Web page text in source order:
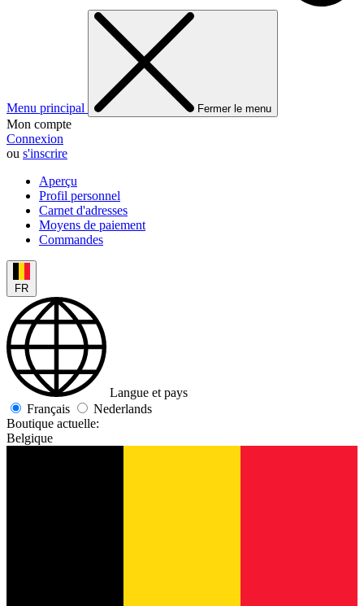
Menu principal Fermer le menu
Mon compte
Connexion
ou s'inscrire
Aperçu
Profil personnel
Carnet d'adresses
Moyens de paiement
Commandes
FR
Langue et pays
Français
Nederlands
Boutique actuelle:
Belgique